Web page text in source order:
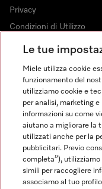
Privacy
Condizioni di Utilizzo
Dichiarazione di
Legge sui servizi digitali
Impostazioni dei cookie
FINANZIAMENTO
ZERO
Le tue
Miele utilizza cookie
funzionamento del
utilizziamo cookie e
per analisi, marketing
informazioni su come
aiutano a migliorare la
utilizzati anche per la
pubblicitari. Previo
completa”),
simili per raccogliere
associamo al tuo